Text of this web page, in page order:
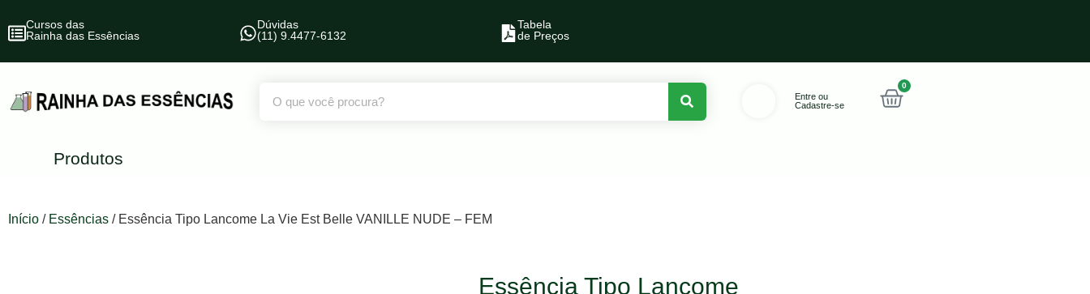
Cursos das
Rainha das Essências
Dúvidas
(11) 9.4477-6132
Tabela
de Preços
Entre ou
Cadastre-se
0
Produtos
Início / Essências / Essência Tipo Lancome La Vie Est Belle VANILLE NUDE – FEM
Essência Tipo Lancome